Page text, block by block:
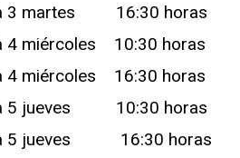
martes 16:30 horas
miércoles 10:30 horas
miércoles 16:30 horas
jueves 10:30 horas
5 jueves 16:30 horas